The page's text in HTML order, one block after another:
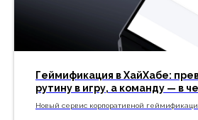
Геймификация в ХайХабе:
рутину в игру, а команду — в
Новый сервис корпоративной